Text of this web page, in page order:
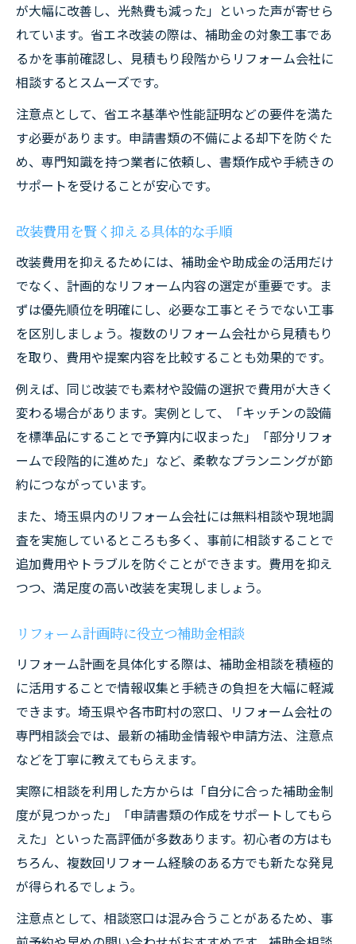
が大幅に改善し、光熱費も減った」といった声が寄せら
れています。省エネ改装の際は、補助金の対象工事であ
るかを事前確認し、見積もり段階からリフォーム会社に
相談するとスムーズです。
注意点として、省エネ基準や性能証明などの要件を満た
す必要があります。申請書類の不備による却下を防ぐた
め、専門知識を持つ業者に依頼し、書類作成や手続きの
サポートを受けることが安心です。
改装費用を賢く抑える具体的な手順
改装費用を抑えるためには、補助金や助成金の活用だけ
でなく、計画的なリフォーム内容の選定が重要です。ま
ずは優先順位を明確にし、必要な工事とそうでない工事
を区別しましょう。複数のリフォーム会社から見積もり
を取り、費用や提案内容を比較することも効果的です。
例えば、同じ改装でも素材や設備の選択で費用が大きく
変わる場合があります。実例として、「キッチンの設備
を標準品にすることで予算内に収まった」「部分リフォ
ームで段階的に進めた」など、柔軟なプランニングが節
約につながっています。
また、埼玉県内のリフォーム会社には無料相談や現地調
査を実施しているところも多く、事前に相談することで
追加費用やトラブルを防ぐことができます。費用を抑え
つつ、満足度の高い改装を実現しましょう。
リフォーム計画時に役立つ補助金相談
リフォーム計画を具体化する際は、補助金相談を積極的
に活用することで情報収集と手続きの負担を大幅に軽減
できます。埼玉県や各市町村の窓口、リフォーム会社の
専門相談会では、最新の補助金情報や申請方法、注意点
などを丁寧に教えてもらえます。
実際に相談を利用した方からは「自分に合った補助金制
度が見つかった」「申請書類の作成をサポートしてもら
えた」といった高評価が多数あります。初心者の方はも
ちろん、複数回リフォーム経験のある方でも新たな発見
が得られるでしょう。
注意点として、相談窓口は混み合うことがあるため、事